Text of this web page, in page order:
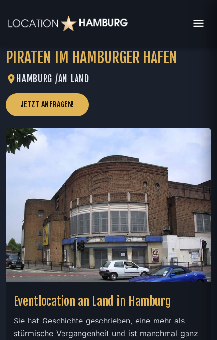
PIRATEN IM HAMBURGER HAFEN
HAMBURG /AN LAND
JETZT ANFRAGEN!
Eventlocation an Land in Hamburg
Sie hat Geschichte geschrieben, eine mehr als
stürmische Vergangenheit und ist manchmal ganz